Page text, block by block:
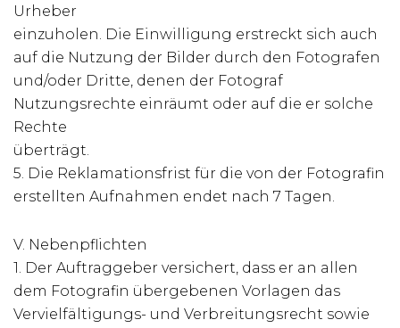
Urheber
einzuholen. Die Einwilligung erstreckt sich auch
auf die Nutzung der Bilder durch den Fotografen
und/oder Dritte, denen der Fotograf
Nutzungsrechte einräumt oder auf die er solche
Rechte
überträgt.
5. Die Reklamationsfrist für die von der Fotografin
erstellten Aufnahmen endet nach 7 Tagen.
V. Nebenpflichten
1. Der Auftraggeber versichert, dass er an allen
dem Fotografin übergebenen Vorlagen das
Vervielfältigungs- und Verbreitungsrecht sowie